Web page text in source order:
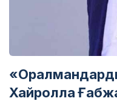
Хайролла